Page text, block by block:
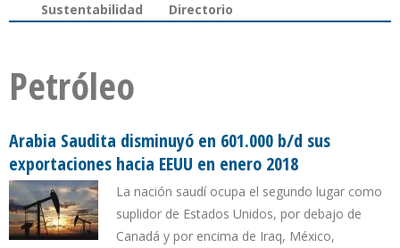
Sustentabilidad
Directorio
Petróleo
Arabia Saudita disminuyó en 601.000 b/d sus
exportaciones hacia EEUU en enero 2018
La nación saudí ocupa el segundo lugar como
suplidor de Estados Unidos, por debajo de
Canadá y por encima de Iraq, México,